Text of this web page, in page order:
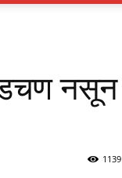
नसून
1139